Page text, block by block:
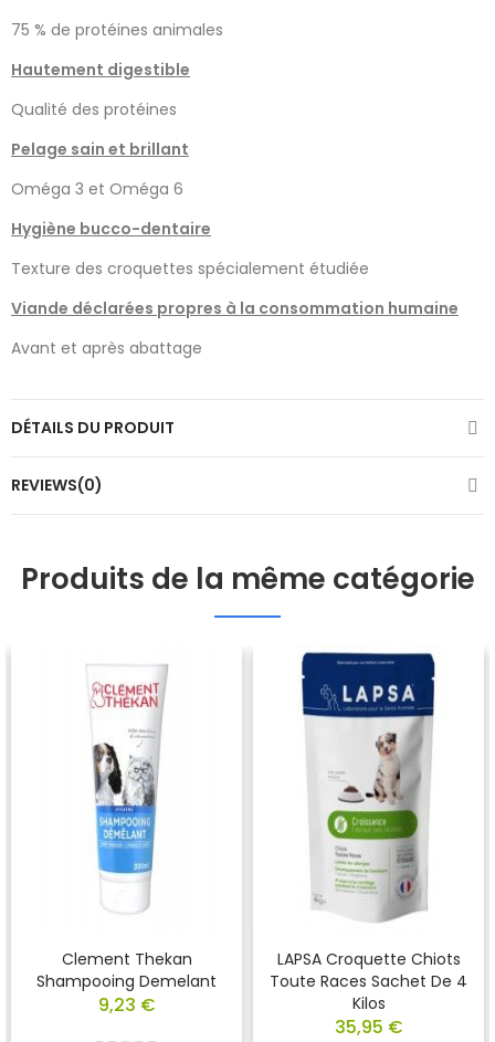
75 % de protéines animales
Hautement digestible
Qualité des protéines
Pelage sain et brillant
Oméga 3 et Oméga 6
Hygiène bucco-dentaire
Texture des croquettes spécialement étudiée
Viande déclarées propres à la consommation humaine
Avant et après abattage
DÉTAILS DU PRODUIT
REVIEWS(0)
Produits de la même catégorie
Clement Thekan
Shampooing Demelant
9,23 €
LAPSA Croquette Chiots
Toute Races Sachet De 4
Kilos
35,95 €